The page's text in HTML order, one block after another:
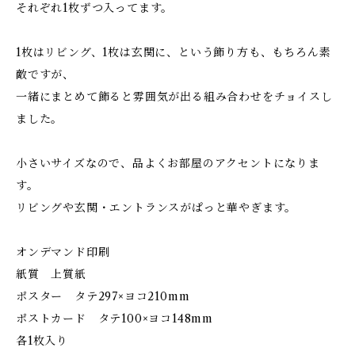
それぞれ1枚ずつ入ってます。
1枚はリビング、1枚は玄関に、という飾り方も、もちろん素
敵ですが、
一緒にまとめて飾ると雰囲気が出る組み合わせをチョイスし
ました。
小さいサイズなので、品よくお部屋のアクセントになりま
す。
リビングや玄関・エントランスがぱっと華やぎます。
オンデマンド印刷
紙質 上質紙
ポスター タテ297×ヨコ210mm
ポストカード タテ100×ヨコ148mm
各1枚入り